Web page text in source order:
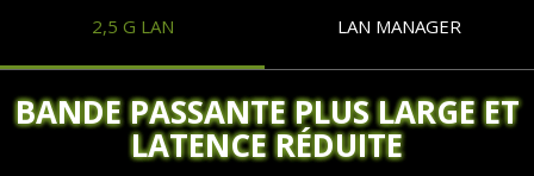
2,5 G LAN LAN MANAGER
BANDE PASSANTE PLUS LARGE ET
LATENCE RÉDUITE